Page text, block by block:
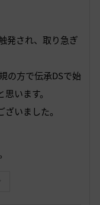
発され、取り急ぎ
の方で伝承DSで始
います。
いました。